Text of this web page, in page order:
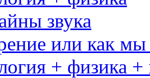
звука
или как
+ физика +